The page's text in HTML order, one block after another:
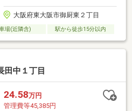
大阪府東大阪市御厨東２丁目
場(近隣含) 駅から徒歩15分以内
田中１丁目
24.58万円
管理費等45,385円